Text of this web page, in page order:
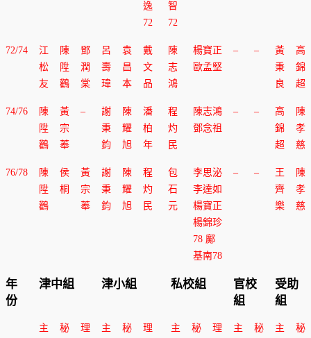
逸
72
智
72
72/74
江
松
友
陳
陞
鸛
鄧
潤
棠
呂
壽
瑋
袁
昌
本
戴
文
品
陳
志
鴻
楊寶正
歐孟堅
– –
黃
秉
良
高
錦
超
74/76
陳
陞
鸛
黃
宗
菶
–
謝
秉
鈞
陳
耀
旭
潘
柏
年
程
灼
民
陳志鴻
鄧念祖
– –
高
錦
超
陳
孝
慈
76/78
陳
陞
鸛
侯
桐
黃
宗
菶
謝
秉
鈞
陳
耀
旭
程
灼
民
包
石
元
李思泌
李達如
楊寶正
楊錦珍
78 鄺
基南78
– –
王
齊
樂
陳
孝
慈
年
份
津中組 津小組 私校組
官校
組
受助
組
主 秘 理 主 秘 理 主 秘 理 主 秘 主 秘